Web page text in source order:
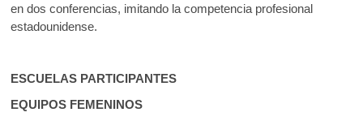
endosconferencias, imitando la competencia profesional
estadounidense.
ESCUELAS PARTICIPANTES
EQUIPOS FEMENINOS